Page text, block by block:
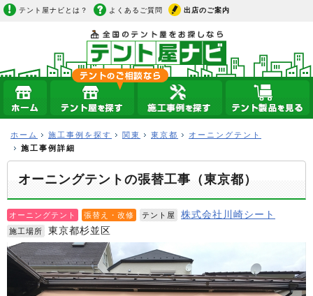
テント屋ナビとは？ よくあるご質問 出店のご案内
ホーム 施工事例を探す 関東 東京都
オーニングテント
施工事例詳細
オーニングテントの張替工事（東京都）
オーニングテント 張替え・改修 テント屋 株式会社川崎シート
施工場所 東京都杉並区